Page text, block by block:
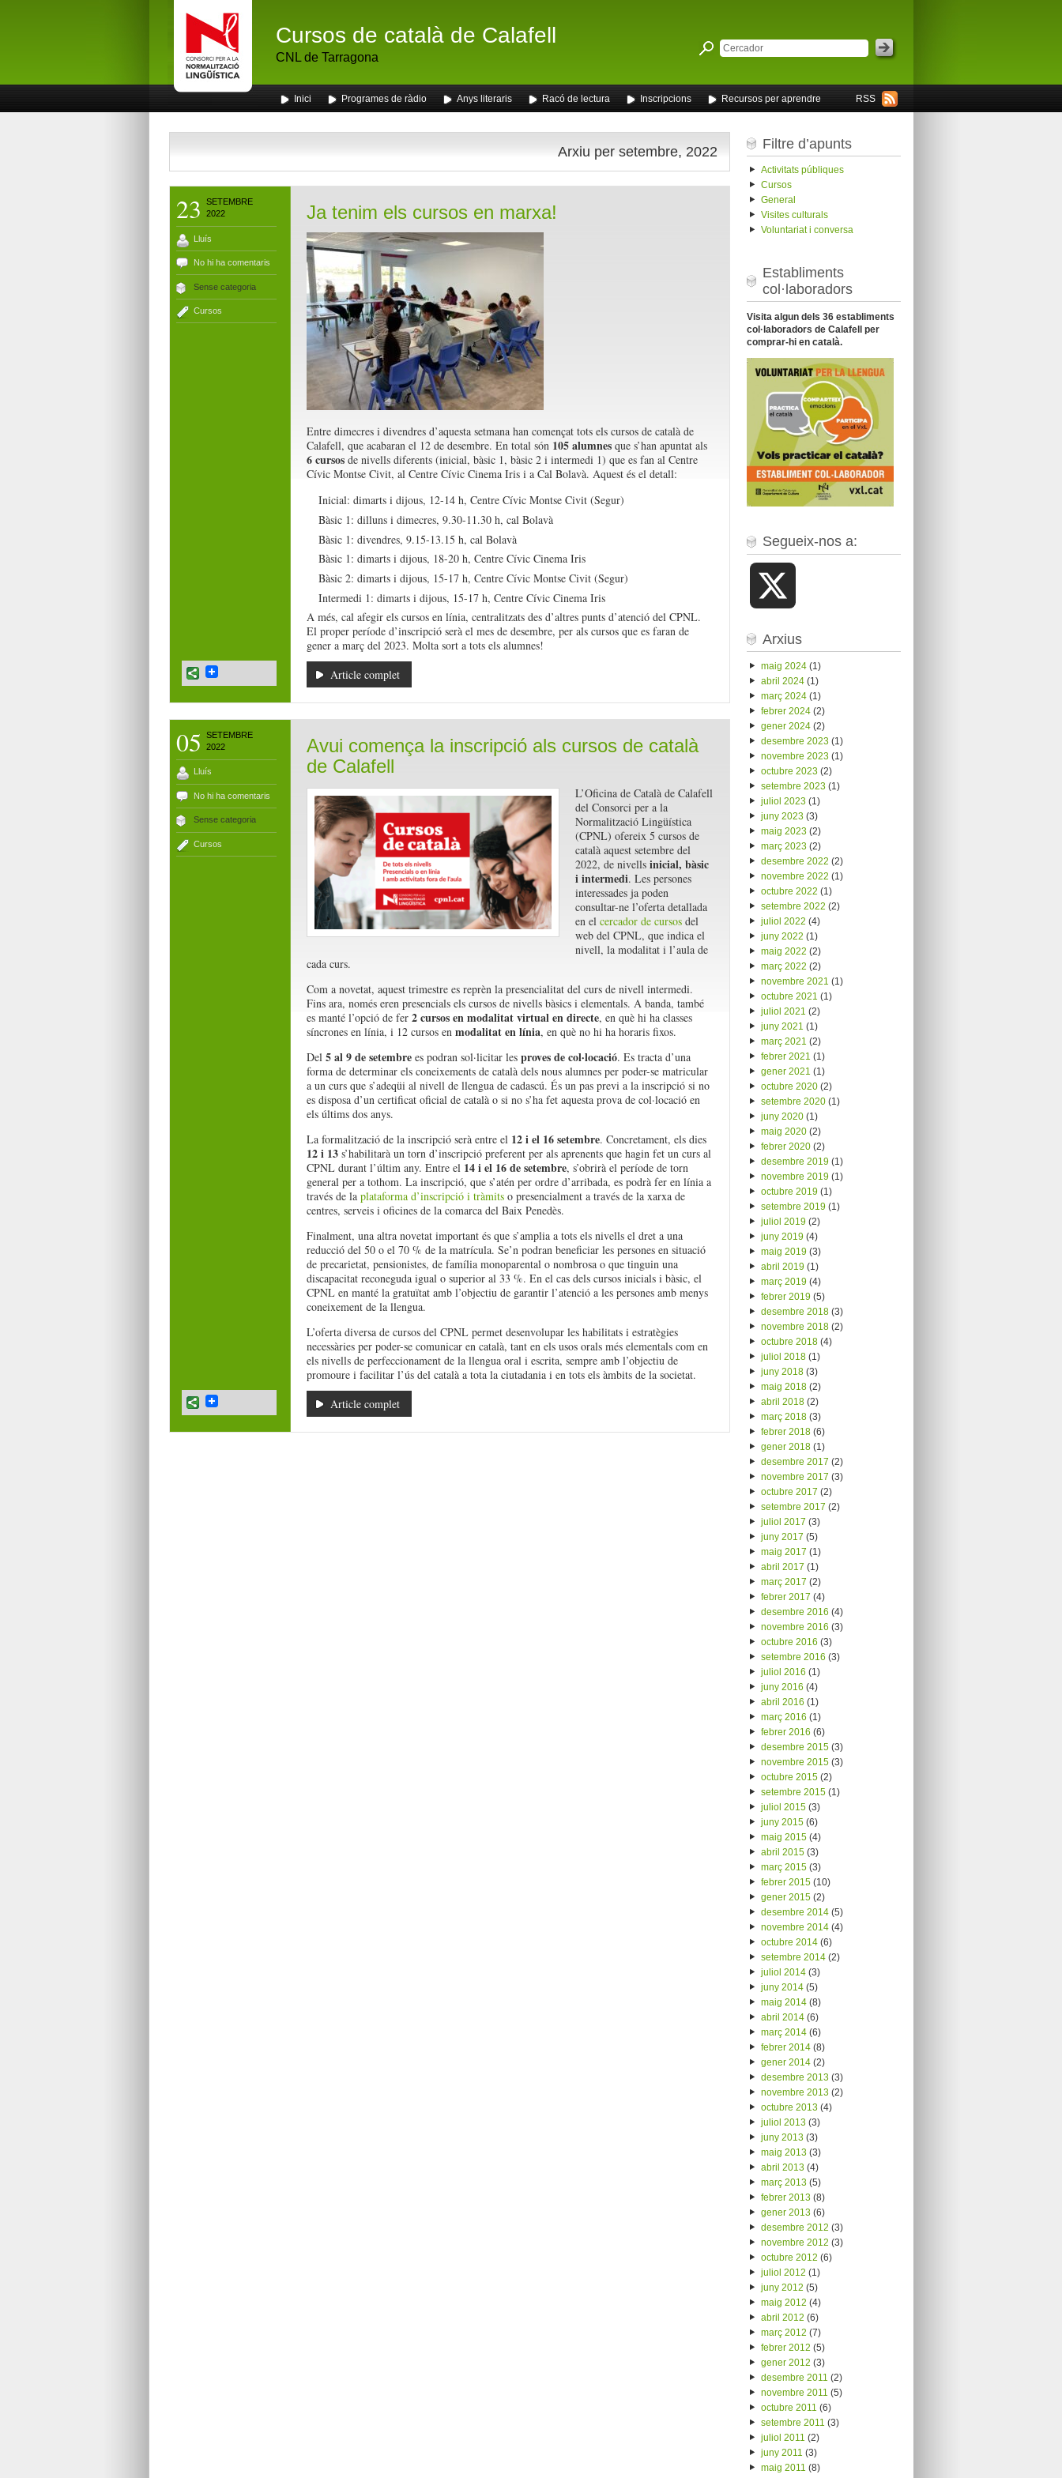
Cursos de català de Calafell
CNL de Tarragona
RSS
Inici Programes de ràdio Anys literaris Racó de lectura Inscripcions Recursos per aprendre
Arxiu per setembre, 2022
23
SETEMBRE
2022
Lluís
No hi ha comentaris
Sense categoria
Cursos
Ja tenim els cursos en marxa!
Entre dimecres i divendres d’aquesta setmana han començat tots els cursos de català de
Calafell, que acabaran el 12 de desembre. En total són 105 alumnesque s’han apuntat als
6 cursosde nivells diferents (inicial, bàsic 1, bàsic 2 i intermedi 1) que es fan al Centre
Cívic Montse Civit, al Centre Cívic Cinema Iris i a Cal Bolavà. Aquest és el detall:
Inicial: dimarts i dijous, 12-14 h, Centre Cívic Montse Civit (Segur)
Bàsic 1: dilluns i dimecres, 9.30-11.30 h, cal Bolavà
Bàsic 1: divendres, 9.15-13.15 h, cal Bolavà
Bàsic 1: dimarts i dijous, 18-20 h, Centre Cívic Cinema Iris
Bàsic 2: dimarts i dijous, 15-17 h, Centre Cívic Montse Civit (Segur)
Intermedi 1: dimarts i dijous, 15-17 h, Centre Cívic Cinema Iris
A més, cal afegir els cursos en línia, centralitzats des d’altres punts d’atenció del CPNL.
El proper període d’inscripció serà el mes de desembre, per als cursos que es faran de
gener a març del 2023. Molta sort a tots els alumnes!
Article complet
05
SETEMBRE
2022
Lluís
No hi ha comentaris
Sense categoria
Cursos
Avui comença la inscripció als cursos de català
de Calafell
L’Oficina de Català de Calafell
del Consorci per a la
Normalització Lingüística
(CPNL) ofereix 5 cursos de
català aquest setembre del
2022, de nivells inicial, bàsic
i intermedi. Les persones
interessades ja poden
consultar-ne l’oferta detallada
en el cercador de cursosdel
web del CPNL, que indica el
nivell, la modalitat i l’aula de
cada curs.
Com a novetat, aquest trimestre es reprèn la presencialitat del curs de nivell intermedi.
Fins ara, només eren presencials els cursos de nivells bàsics i elementals. A banda, també
es manté l’opció de fer 2 cursos en modalitat virtual en directe, en què hi ha classes
síncrones en línia, i 12 cursos enmodalitat en línia, en què no hi ha horaris fixos.
Del 5 al 9 de setembrees podran sol·licitar les proves de col·locació. Es tracta d’una
forma de determinar els coneixements de català dels nous alumnes per poder-se matricular
a un curs que s’adeqüi al nivell de llengua de cadascú. És un pas previ a la inscripció si no
es disposa d’un certificat oficial de català o si no s’ha fet aquesta prova de col·locació en
els últims dos anys.
La formalització de la inscripció serà entre el 12 i el 16 setembre. Concretament, els dies
12 i 13s’habilitarà un torn d’inscripció preferent per als aprenents que hagin fet un curs al
CPNL durant l’últim any. Entre el 14 i el 16 de setembre, s’obrirà el període de torn
general per a tothom. La inscripció, que s’atén per ordre d’arribada, es podrà fer en línia a
través de la plataforma d’inscripció i tràmitso presencialment a través de la xarxa de
centres, serveis i oficines de la comarca del Baix Penedès.
Finalment, una altra novetat important és que s’amplia a tots els nivells el dret a una
reducció del 50 o el 70 % de la matrícula. Se’n podran beneficiar les persones en situació
de precarietat, pensionistes, de família monoparental o nombrosa o que tinguin una
discapacitat reconeguda igual o superior al 33 %. En el cas dels cursos inicials i bàsic, el
CPNL en manté la gratuïtat amb l’objectiu de garantir l’atenció a les persones amb menys
coneixement de la llengua.
L’oferta diversa de cursos del CPNL permet desenvolupar les habilitats i estratègies
necessàries per poder-se comunicar en català, tant en els usos orals més elementals com en
els nivells de perfeccionament de la llengua oral i escrita, sempre amb l’objectiu de
promoure i facilitar l’ús del català a tota la ciutadania i en tots els àmbits de la societat.
Article complet
Filtre d’apunts
Activitats públiques
Cursos
General
Visites culturals
Voluntariat i conversa
Establiments
col·laboradors
Visita algun dels 36 establiments
col·laboradors de Calafell per
comprar-hi en català.
Segueix-nos a:
Arxius
maig 2024(1)
abril 2024(1)
març 2024(1)
febrer 2024(2)
gener 2024(2)
desembre 2023(1)
novembre 2023(1)
octubre 2023(2)
setembre 2023(1)
juliol 2023(1)
juny 2023(3)
maig 2023(2)
març 2023(2)
desembre 2022 (2)
novembre 2022 (1)
octubre 2022 (1)
setembre 2022 (2)
juliol 2022 (4)
juny 2022 (1)
maig 2022 (2)
març 2022 (2)
novembre 2021 (1)
octubre 2021 (1)
juliol 2021 (2)
juny 2021 (1)
març 2021 (2)
febrer 2021 (1)
gener 2021 (1)
octubre 2020(2)
setembre 2020(1)
juny 2020(1)
maig 2020(2)
febrer 2020(2)
desembre 2019(1)
novembre 2019(1)
octubre 2019(1)
setembre 2019(1)
juliol 2019(2)
juny 2019(4)
maig 2019(3)
abril 2019(1)
març 2019(4)
febrer 2019(5)
desembre 2018(3)
novembre 2018(2)
octubre 2018(4)
juliol 2018(1)
juny 2018(3)
maig 2018(2)
abril 2018(2)
març 2018(3)
febrer 2018(6)
gener 2018(1)
desembre 2017 (2)
novembre 2017 (3)
octubre 2017 (2)
setembre 2017 (2)
juliol 2017 (3)
juny 2017 (5)
maig 2017 (1)
abril 2017 (1)
març 2017 (2)
febrer 2017 (4)
desembre 2016 (4)
novembre 2016 (3)
octubre 2016 (3)
setembre 2016 (3)
juliol 2016 (1)
juny 2016 (4)
abril 2016 (1)
març 2016 (1)
febrer 2016 (6)
desembre 2015(3)
novembre 2015(3)
octubre 2015(2)
setembre 2015(1)
juliol 2015(3)
juny 2015(6)
maig 2015(4)
abril 2015(3)
març 2015(3)
febrer 2015(10)
gener 2015(2)
desembre 2014(5)
novembre 2014(4)
octubre 2014(6)
setembre 2014(2)
juliol 2014(3)
juny 2014(5)
maig 2014(8)
abril 2014(6)
març 2014(6)
febrer 2014(8)
gener 2014(2)
desembre 2013(3)
novembre 2013(2)
octubre 2013(4)
juliol 2013(3)
juny 2013(3)
maig 2013(3)
abril 2013(4)
març 2013(5)
febrer 2013(8)
gener 2013(6)
desembre 2012 (3)
novembre 2012 (3)
octubre 2012 (6)
juliol 2012 (1)
juny 2012 (5)
maig 2012 (4)
abril 2012 (6)
març 2012 (7)
febrer 2012 (5)
gener 2012 (3)
desembre 2011 (2)
novembre 2011 (5)
octubre 2011 (6)
setembre 2011 (3)
juliol 2011 (2)
juny 2011 (3)
maig 2011 (8)